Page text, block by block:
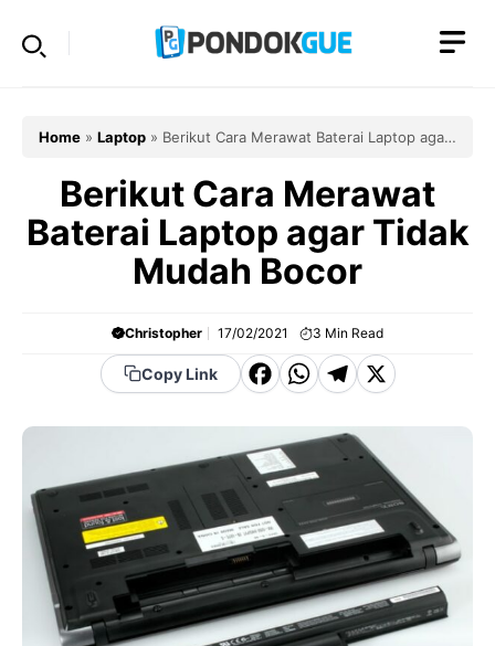
Home » Laptop » Berikut Cara Merawat Baterai Laptop agar
Berikut Cara Merawat
Baterai Laptop agar Tidak
Mudah Bocor
Christopher 17/02/2021 3 Min Read
Copy Link
F
c
e
b
o
o
k
W
a
t
s
A
p
p
T
e
r
a
m
X